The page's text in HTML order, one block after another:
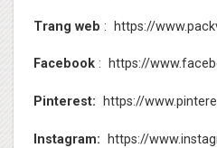
Trang web : https://
Facebook: https://
Pinterest: https://
Instagram: https://